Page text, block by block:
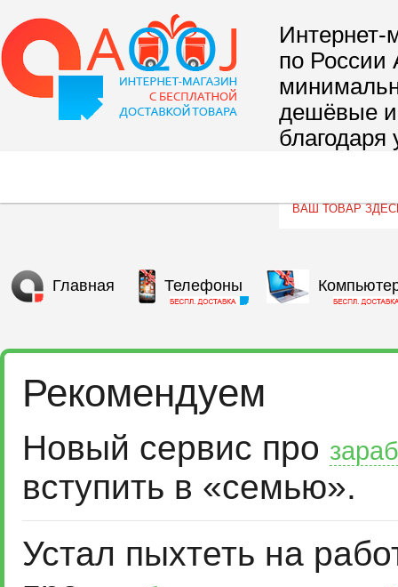
Интернет-
по России
дешёвые и
благодаря
Главная Телефоны
Рекомендуем
Новый сервис про
вступить в «семью».
Устал пыхтеть на